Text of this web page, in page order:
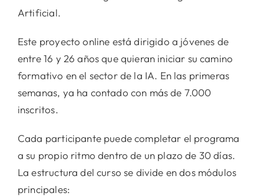
Artificial.
Este proyecto online está dirigido a jóvenes de
entre 16 y 26 años que quieran iniciar su camino
formativo en el sector de la IA. En las primeras
semanas, ya ha contado con más de 7.000
inscritos.
Cada participante puede completar el programa
a su propio ritmo dentro de un plazo de 30 días.
La estructura del curso se divide en dos módulos
principales: